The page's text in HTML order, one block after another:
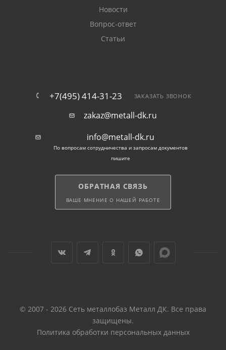
Новости
Вопрос-ответ
Статьи
+7(495) 414-31-23 ЗАКАЗАТЬ ЗВОНОК
zakaz@metall-dk.ru
info@metall-dk.ru
По вопросам сотрудничества и запросам документов
пишите
ОБРАТНАЯ СВЯЗЬ
ВАШЕ МНЕНИЕ О НАШЕЙ РАБОТЕ
© 2007 - 2026 Сеть металлобаз Металл ДК. Все права
защищены.
Политика обработки персональных данных